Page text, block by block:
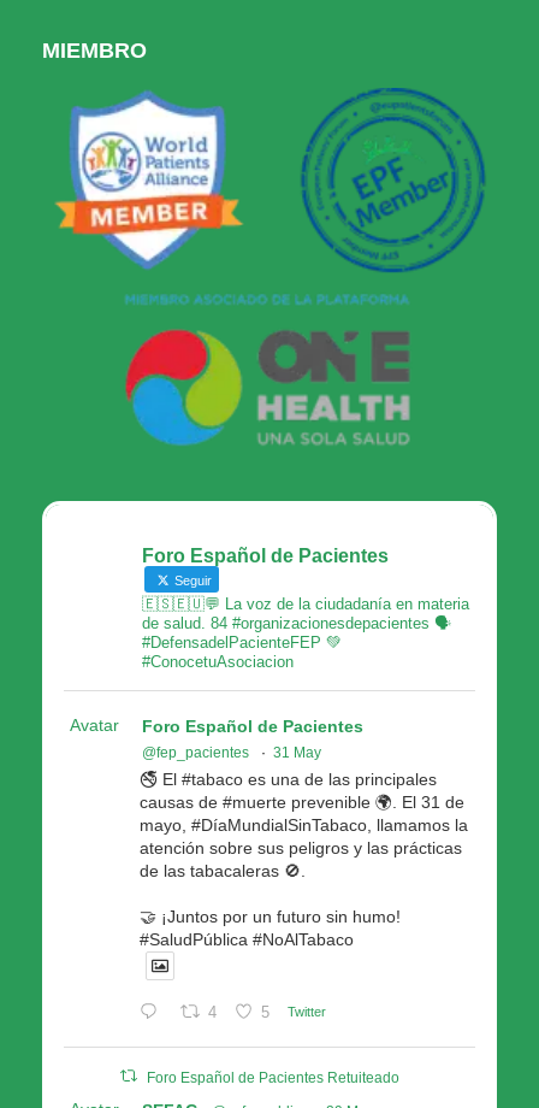
MIEMBRO
Foro Español de Pacientes
Seguir
🇪🇸🇪🇺💬 La voz de la ciudadanía en materia
de salud. 84 #organizacionesdepacientes 🗣
#DefensadelPacienteFEP 💚
#ConocetuAsociacion
Avatar Foro Español de Pacientes
@fep_pacientes · 31 May
🚭 El #tabaco es una de las principales
causas de #muerte prevenible 🌍. El 31 de
mayo, #DíaMundialSinTabaco, llamamos la
atención sobre sus peligros y las prácticas
de las tabacaleras 🚫.
🤝 ¡Juntos por un futuro sin humo!
#SaludPública #NoAlTabaco
4 5 Twitter
Foro Español de Pacientes Retuiteado